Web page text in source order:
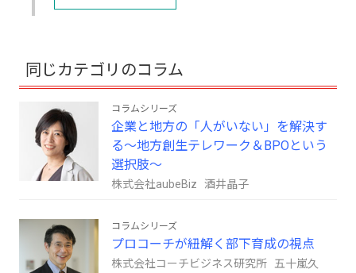
同じカテゴリのコラム
コラムシリーズ
企業と地方の「人がいない」を解決す
る～地方創生テレワーク＆BPOという
選択肢～
株式会社aubeBiz 酒井晶子
コラムシリーズ
プロコーチが紐解く部下育成の視点
株式会社コーチビジネス研究所 五十嵐久